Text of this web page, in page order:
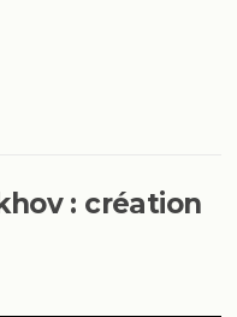
: création